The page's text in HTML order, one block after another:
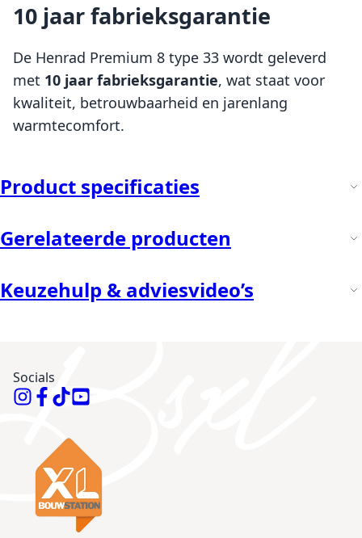
10 jaar fabrieksgarantie
De Henrad Premium 8 type 33 wordt geleverd
met 10 jaar fabrieksgarantie, wat staat voor
kwaliteit, betrouwbaarheid en jarenlang
warmtecomfort.
Product specificaties
Gerelateerde producten
Keuzehulp & adviesvideo’s
Socials